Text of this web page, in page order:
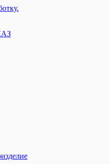
заказы на металлообработку.